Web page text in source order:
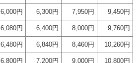
6,000円 6,300円 7,950円 9,450円
6,080円 6,400円 8,000円 9,760円
6,480円 6,840円 8,460円 10,260円
6,800円 7,200円 9,000円 10,800円